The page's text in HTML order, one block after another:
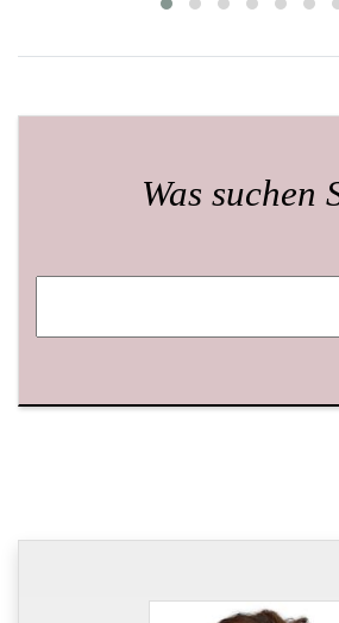
Was suchen